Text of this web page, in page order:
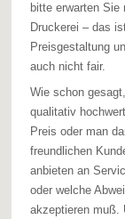
bitte erwarten
Druckerei – das
Preisgestaltung
auch nicht fair.
Wie schon
qualitativ
Preis oder man
freundlichen
anbieten an
oder welche
akzeptieren muß.